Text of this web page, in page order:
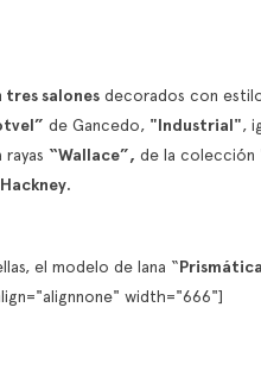
salones decorados con
de Gancedo, "Industrial",
“Wallace”, de la colección
el modelo de lana “Prismática
width="666"]